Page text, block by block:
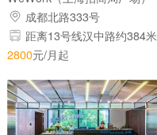
成都北路333号
距离13号线汉中路约384米
2800元/月起